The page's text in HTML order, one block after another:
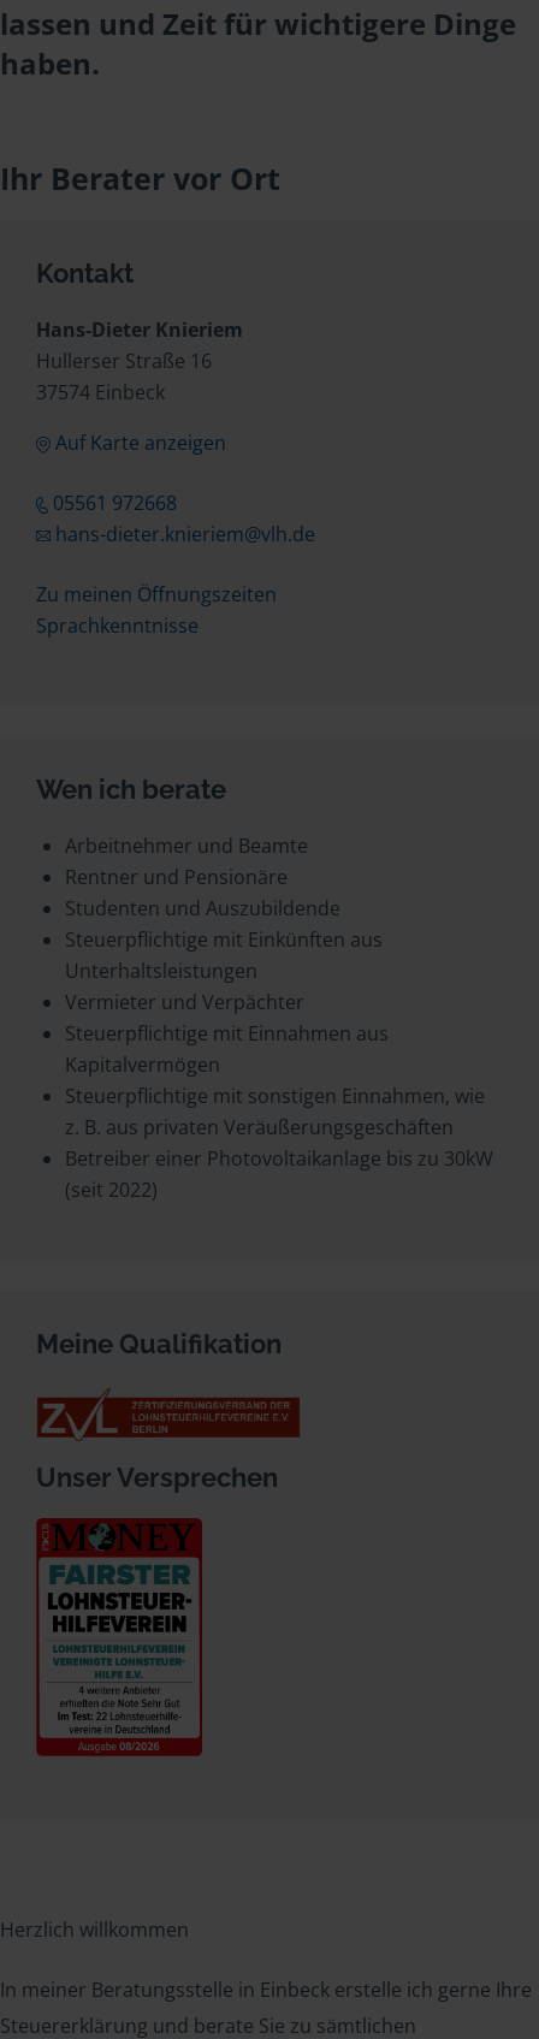
lassen und Zeit für wichtigere Dinge
haben.
Ihr Berater vor Ort
Kontakt
Hans-Dieter Knieriem
Hullerser Straße 16
37574 Einbeck
Auf Karte anzeigen
05561 972668
hans-dieter.knieriem@vlh.de
Zu meinen Öffnungszeiten
Sprachkenntnisse
Wen ich berate
Arbeitnehmer und Beamte
Rentner und Pensionäre
Studenten und Auszubildende
Steuerpflichtige mit Einkünften aus
Unterhaltsleistungen
Vermieter und Verpächter
Steuerpflichtige mit Einnahmen aus
Kapitalvermögen
Steuerpflichtige mit sonstigen Einnahmen, wie
z. B. aus privaten Veräußerungsgeschäften
Betreiber einer Photovoltaikanlage bis zu 30kW
(seit 2022)
Meine Qualifikation
Unser Versprechen
Herzlich willkommen
In meiner Beratungsstelle in Einbeck erstelle ich gerne Ihre
Steuererklärung und berate Sie zu sämtlichen